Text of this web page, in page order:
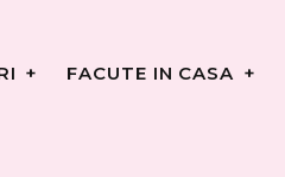
FACUTE IN CASA